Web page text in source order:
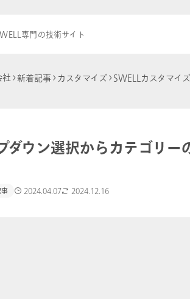
専門の技術サイト
社 新着記事 カスタマイズ SWELLカスタマイズ
ウン選択からカテゴリー
事 2024.04.07 2024.12.16